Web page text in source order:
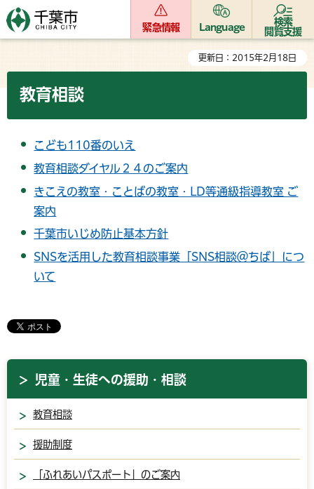
緊急情報 Language
検索
閲覧支援
更新日：2015年2月18日
教育相談
こども110番のいえ
教育相談ダイヤル２４のご案内
きこえの教室・ことばの教室・LD等通級指導教室 ご
案内
千葉市いじめ防止基本方針
SNSを活用した教育相談事業「SNS相談＠ちば」につ
いて
児童・生徒への援助・相談
教育相談
援助制度
「ふれあいパスポート」のご案内